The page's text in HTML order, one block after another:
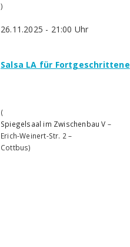
)
26.11.2025 - 21:00 Uhr
Salsa LA für Fortgeschrittene
(
Spiegelsaal im Zwischenbau V –
Erich-Weinert-Str. 2–
Cottbus)